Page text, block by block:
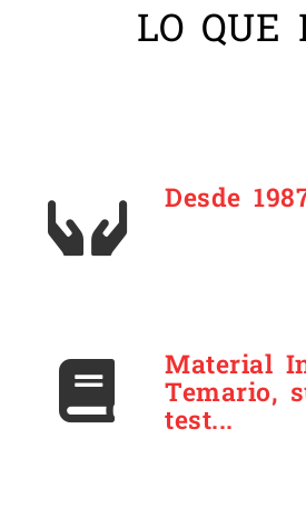
LO QUE
Desde
Material
Temario,
test...